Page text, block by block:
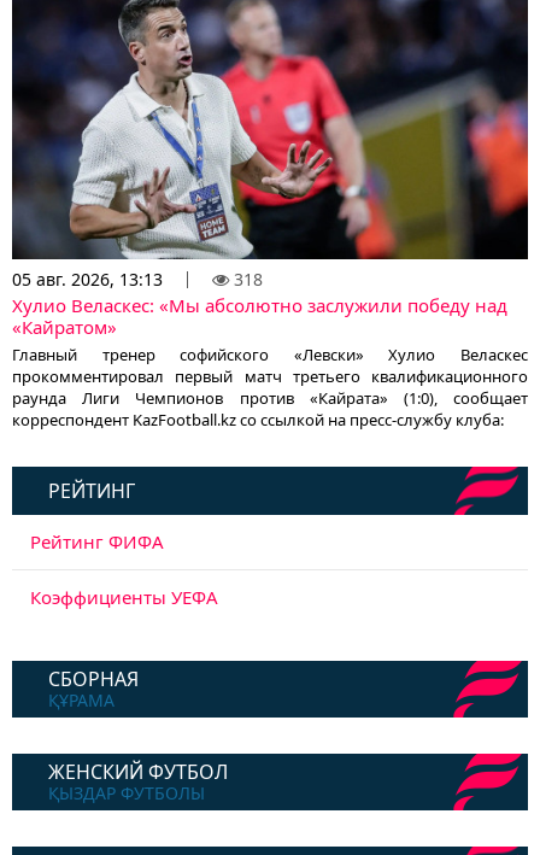
05 авг. 2026, 13:13 318
Хулио Веласкес: «Мы абсолютно заслужили победу над
«Кайратом»
Главный тренер софийского «Левски» Хулио Веласкес
прокомментировал первый матч третьего квалификационного
раунда Лиги Чемпионов против «Кайрата» (1:0), сообщает
корреспондент KazFootball.kz со ссылкой на пресс-службу клуба:
РЕЙТИНГ
Рейтинг ФИФА
Коэффициенты УЕФА
СБОРНАЯ
ҚҰРАМА
ЖЕНСКИЙ ФУТБОЛ
ҚЫЗДАР ФУТБОЛЫ